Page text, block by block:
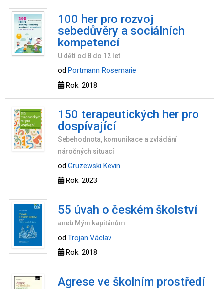
100 her pro rozvoj
sebedůvěry a sociálních
kompetencí
U dětí od 8 do 12 let
od Portmann Rosemarie
Rok: 2018
150 terapeutických her pro
dospívající
Sebehodnota, komunikace a zvládání
náročných situací
od Gruzewski Kevin
Rok: 2023
55 úvah o českém školství
aneb Mým kapitánům
od Trojan Václav
Rok: 2018
Agrese ve školním prostředí